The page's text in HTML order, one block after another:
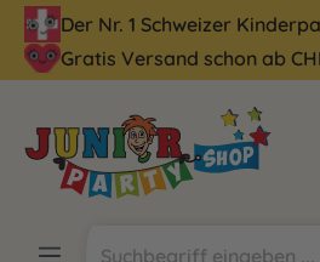
springen
Der Nr. 1 Schweizer
Gratis Versand schon ab